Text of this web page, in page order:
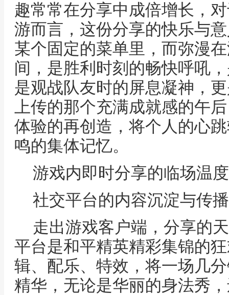
趣常常在分享中成倍增长，
游而言，这份分享的快乐与
某个固定的菜单里，而弥漫
间，是胜利时刻的畅快呼吼
是观战队友时的屏息凝神，
上传的那个充满成就感的午
体验的再创造，将个人的心
鸣的集体记忆。
游戏内即时分享的临场温度
社交平台的内容沉淀与传播
走出游戏客户端，分享的
平台是和平精英精彩集锦的
辑、配乐、特效，将一场几
精华，无论是华丽的身法秀